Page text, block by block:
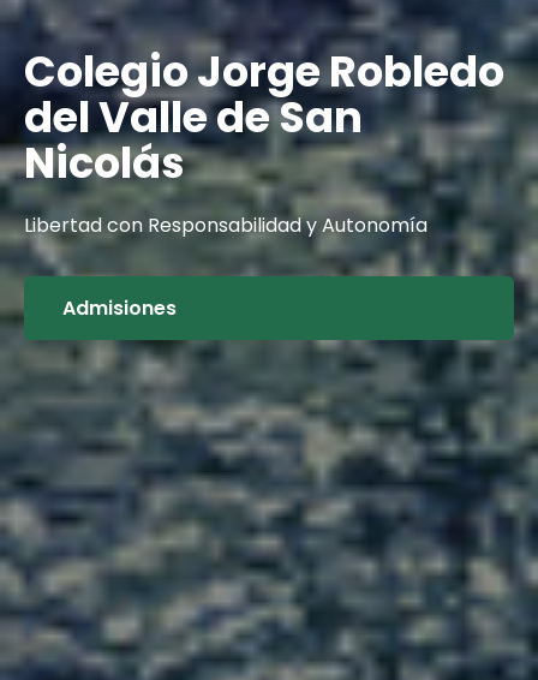
Colegio Jorge Robledo
del Valle de San
Nicolás
Libertad con Responsabilidad y Autonomía
Admisiones
Colegio Jorge Robledo
del Valle de San
Nicolás
Libertad con Responsabilidad y Autonomía
Admisiones